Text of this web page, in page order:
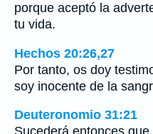
porque aceptó la
tu vida.
Hechos 20:26,27
Por tanto, os doy
soy inocente de la
Deuteronomio 31:21